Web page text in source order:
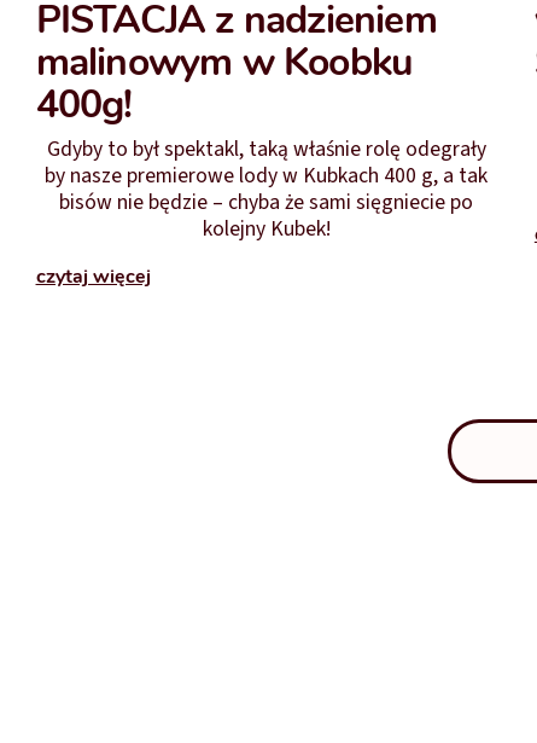
PISTACJA z nadzieniem
malinowym w Koobku
400g!
Gdyby to był spektakl, taką właśnie rolę odegrały
by nasze premierowe lody w Kubkach 400 g, a tak
bisów nie będzie – chyba że sami sięgniecie po
kolejny Kubek!
czytaj więcej